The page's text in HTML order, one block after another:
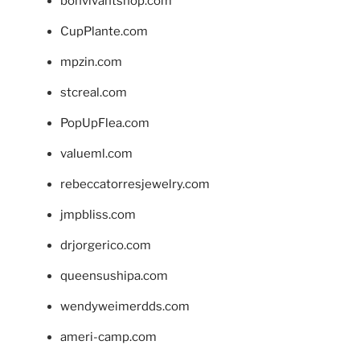
CupPlante.com
mpzin.com
stcreal.com
PopUpFlea.com
valueml.com
rebeccatorresjewelry.com
jmpbliss.com
drjorgerico.com
queensushipa.com
wendyweimerdds.com
ameri-camp.com